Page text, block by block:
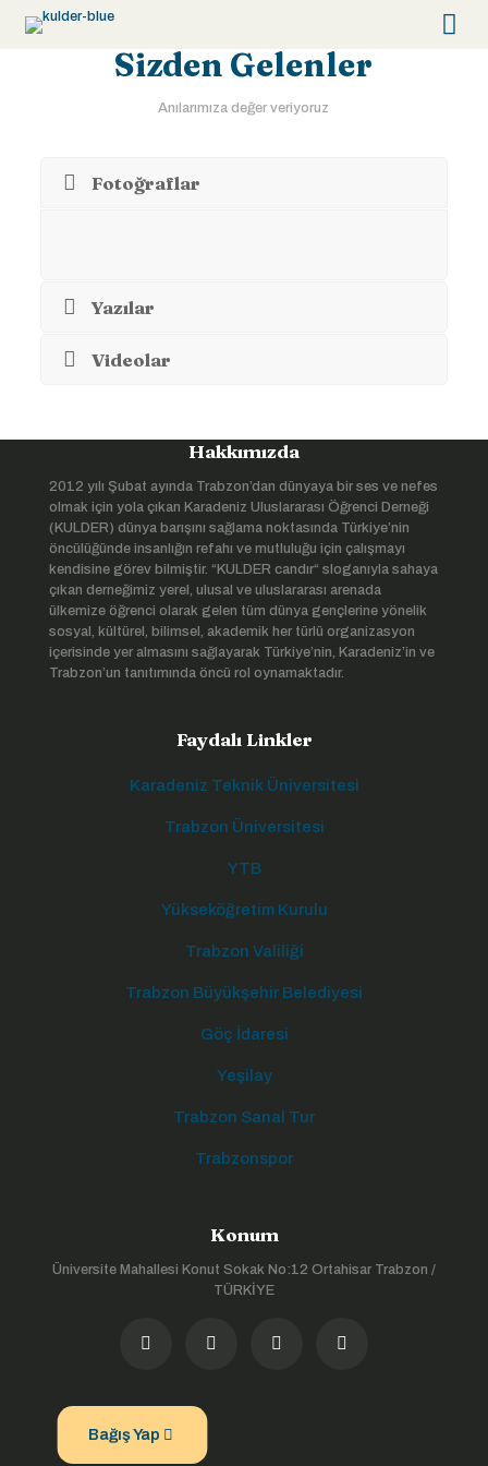
Sizden Gelenler
Anılarımıza değer veriyoruz
Fotoğraflar
Yazılar
Videolar
Hakkımızda
2012 yılı Şubat ayında Trabzon’dan dünyaya bir ses ve nefes
olmak için yola çıkan Karadeniz Uluslararası Öğrenci Derneği
(KULDER) dünya barışını sağlama noktasında Türkiye’nin
öncülüğünde insanlığın refahı ve mutluluğu için çalışmayı
kendisine görev bilmiştir. “KULDER candır“ sloganıyla sahaya
çıkan derneğimiz yerel, ulusal ve uluslararası arenada
ülkemize öğrenci olarak gelen tüm dünya gençlerine yönelik
sosyal, kültürel, bilimsel, akademik her türlü organizasyon
içerisinde yer almasını sağlayarak Türkiye’nin, Karadeniz’in ve
Trabzon’un tanıtımında öncü rol oynamaktadır.
Faydalı Linkler
Karadeniz Teknik Üniversitesi
Trabzon Üniversitesi
YTB
Yükseköğretim Kurulu
Trabzon Valiliği
Trabzon Büyükşehir Belediyesi
Göç İdaresi
Yeşilay
Trabzon Sanal Tur
Trabzonspor
Konum
Üniversite Mahallesi Konut Sokak No:12 Ortahisar Trabzon /
TÜRKİYE
Bağış Yap